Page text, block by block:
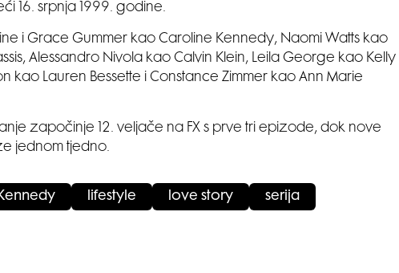
16. srpnja 1999. godine.
i Grace Gummer kao Caroline Kennedy, Naomi Watts kao
Alessandro Nivola kao Calvin Klein, Leila George kao Kelly
kao Lauren Bessette i Constance Zimmer kao Ann Marie
započinje 12. veljače na FX s prve tri epizode, dok nove
jednom tjedno.
lifestyle love story serija